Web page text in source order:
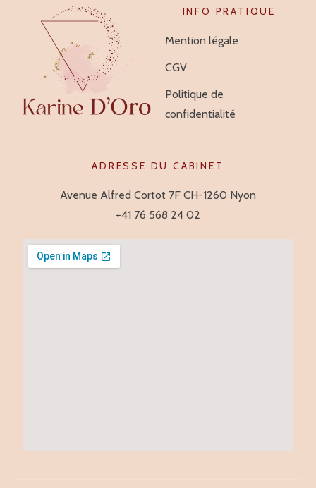
INFO PRATIQUE
Mention légale
CGV
Politique de
confidentialité
ADRESSE DU CABINET
Avenue Alfred Cortot 7F CH-1260 Nyon
+41 76 568 24 02